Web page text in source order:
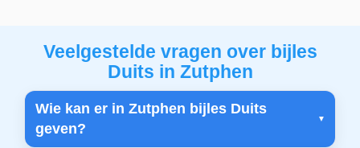
Veelgestelde vragen over bijles
Duits in Zutphen
Wie kan er in Zutphen bijles Duits
geven?